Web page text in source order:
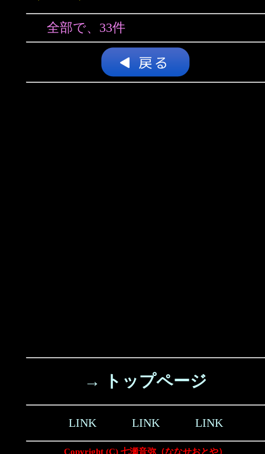
全部で、33件
→ トップページ
LINK LINK LINK
Copyright (C) 七瀬音弥（ななせおとや）